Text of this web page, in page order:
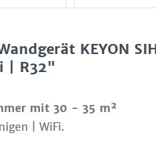
KEYON
| R32"
mit 30 - 35 m²
| WiFi.